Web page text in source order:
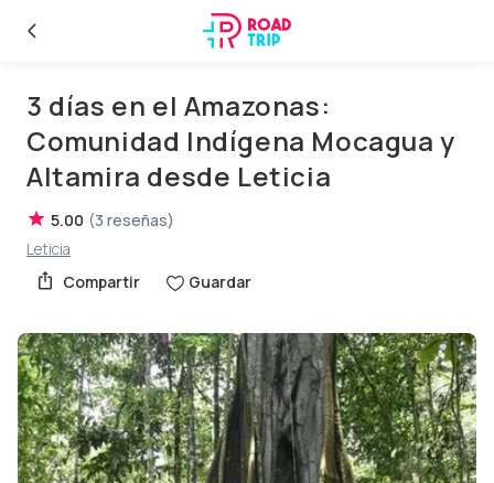
3 días en el Amazonas:
Comunidad Indígena Mocagua y
Altamira desde Leticia
5.00 (3 reseñas)
Leticia
Compartir
Guardar